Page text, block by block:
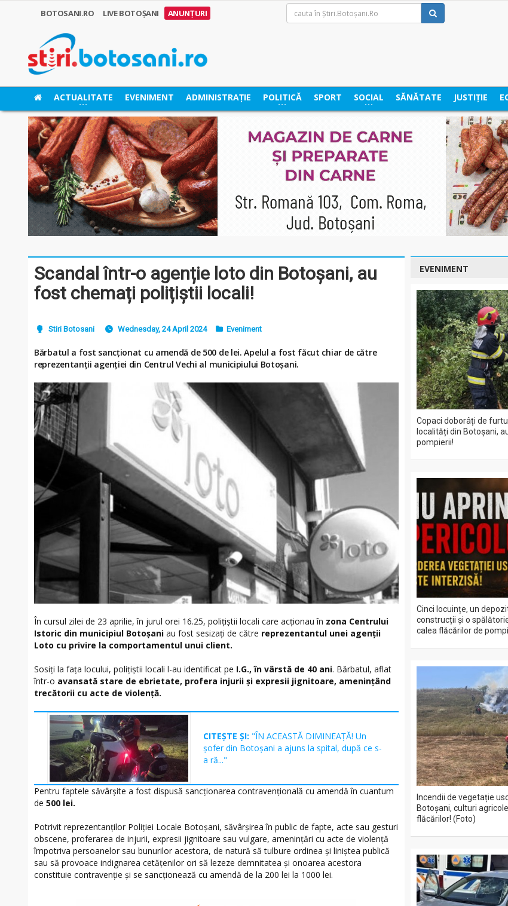
BOTOSANI.RO LIVE BOTOȘANI ANUNȚURI
ACTUALITATE EVENIMENT ADMINISTRAȚIE POLITICĂ SPORT SOCIAL SĂNĂTATE JUSTIȚIE
Scandal într-o agenție loto din Botoșani, au
fost chemați polițiștii locali!
Stiri Botosani Wednesday, 24 April 2024 Eveniment
Bărbatul a fost sancționat cu amendă de 500 de lei. Apelul a fost făcut chiar de către
reprezentanții agenției din Centrul Vechi al municipiului Botoșani.
În cursul zilei de 23 aprilie, în jurul orei 16.25, polițiștii locali care acționau în zona Centrului
Istoric din municipiul Botoșani au fost sesizați de către reprezentantul unei agenții
Loto cu privire la comportamentul unui client.
Sosiți la fața locului, polițiștii locali l-au identificat pe I.G., în vârstă de 40 ani. Bărbatul, aflat
într-o avansată stare de ebrietate, profera injurii și expresii jignitoare, amenințând
trecătorii cu acte de violență.
CITEȘTE ȘI: "ÎN ACEASTĂ DIMINEAȚĂ! Un
șofer din Botoșani a ajuns la spital, după ce s-
a ră..."
Pentru faptele săvârșite a fost dispusă sancționarea contravențională cu amendă în cuantum
de 500 lei.
Potrivit reprezentanților Poliției Locale Botoșani, săvârşirea în public de fapte, acte sau gesturi
obscene, proferarea de injurii, expresii jignitoare sau vulgare, ameninţări cu acte de violenţă
împotriva persoanelor sau bunurilor acestora, de natură să tulbure ordinea şi liniştea publică
sau să provoace indignarea cetăţenilor ori să lezeze demnitatea şi onoarea acestora
constituie contravenție și se sancționează cu amendă de la 200 lei la 1000 lei.
EVENIMENT
Copaci doborâți de
localități din Botoșani,
pompierii!
Cinci locuințe, un
construcții și o
calea flăcărilor de
Incendii de vegetație
Botoșani, culturi
flăcărilor! (Foto)